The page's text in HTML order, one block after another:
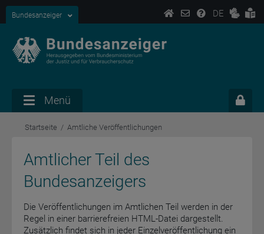
Bundesanzeiger DE
Menü
Startseite Amtliche Veröffentlichungen
Amtlicher Teil des
Bundesanzeigers
Die Veröffentlichungen im Amtlichen Teil werden in der
Regel in einer barrierefreien HTML-Datei dargestellt.
Zusätzlich findet sich in jeder Einzelveröffentlichung ein